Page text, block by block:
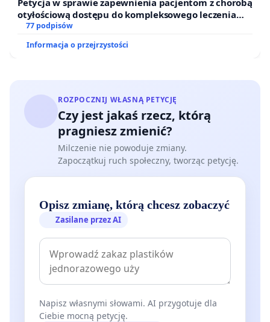
Petycja w sprawie zapewnienia pacjentom z chorobą
otyłościową dostępu do kompleksowego leczenia
oraz programów profilaktycznych.
77 podpisów
Informacja o przejrzystości
ROZPOCZNIJ WŁASNĄ PETYCJĘ
Czy jest jakaś rzecz, którą
pragniesz zmienić?
Milczenie nie powoduje zmiany.
Zapoczątkuj ruch społeczny, tworząc petycję.
Opisz zmianę, którą chcesz zobaczyć
Zasilane przez AI
Napisz własnymi słowami. AI przygotuje dla
Ciebie mocną petycję.